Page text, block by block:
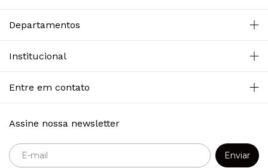
Departamentos
Institucional
Entre em contato
Assine nossa newsletter